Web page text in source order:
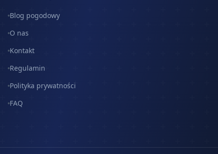
Blog pogodowy
O nas
Kontakt
Regulamin
Polityka prywatności
FAQ